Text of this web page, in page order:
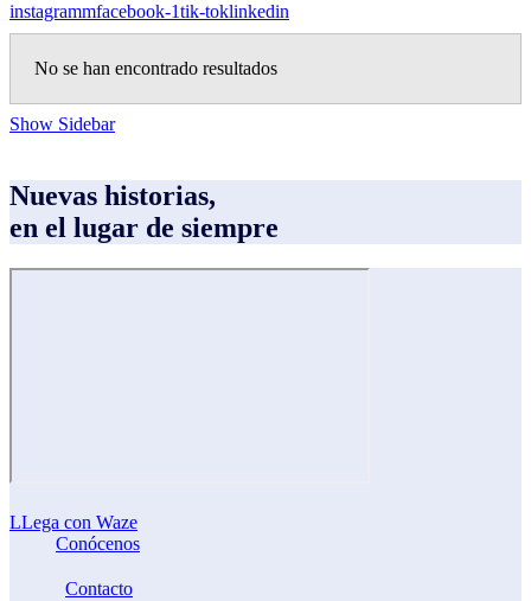
instagrammfacebook-1tik-toklinkedin
No se han encontrado resultados
Show Sidebar
Nuevas historias,
en el lugar de siempre
LLega con Waze
Conócenos
Contacto